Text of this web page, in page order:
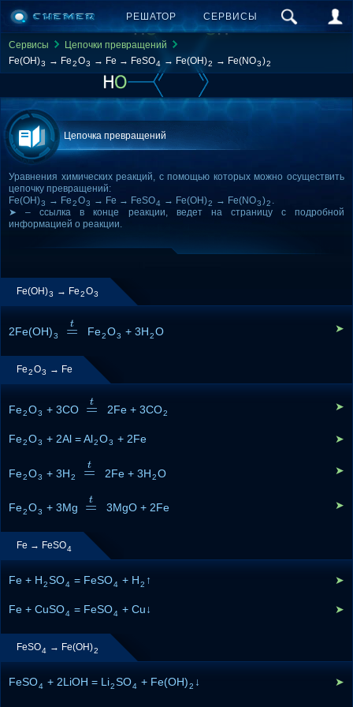
РЕШАТОР СЕРВИСЫ
Сервисы
Цепочки превращений
Fe(OH)3 → Fe2O3 → Fe → FeSO4 → Fe(OH)2 → Fe(NO3)2
Цепочка превращений
Уравнения химических реакций, с помощью которых можно осуществить
цепочку превращений:
Fe(OH)3 → Fe2O3 → Fe → FeSO4 → Fe(OH)2 → Fe(NO3)2 .
➤ – ссылка в конце реакции, ведет на страницу с подробной
информацией о реакции.
Fe(OH)3 → Fe2O3
2Fe(OH)3 =
t
=t Fe2 O3 + 3H 2 O ➤
Fe2O3 → Fe
Fe2O3 + 3CO =
t
=t 2Fe + 3CO2
➤
Fe2O3 + 2Al = Al2O3 + 2Fe ➤
Fe2O3 + 3H2 =
t
=t 2Fe + 3H 2 O ➤
Fe2O3 + 3Mg =
t
=t 3MgO + 2Fe ➤
Fe → FeSO4
Fe + H2SO4 = FeSO4 + H2 ↑ ➤
Fe + CuSO4 = FeSO4 + Cu↓ ➤
FeSO4 → Fe(OH)2
FeSO4 + 2LiOH = Li2SO4 + Fe(OH)2 ↓ ➤